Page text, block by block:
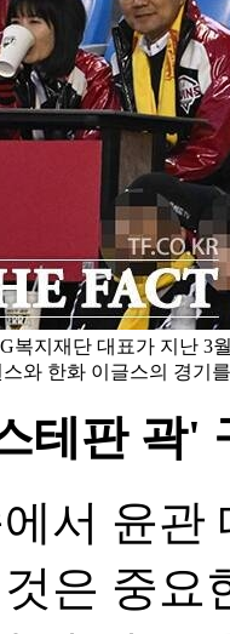
복지재단 대표가 지난 3
와 한화 이글스의 경기
테판 곽'
서 윤관
은 중요